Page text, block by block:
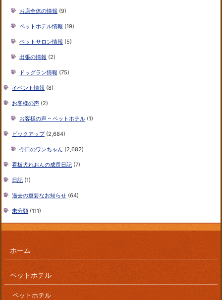
お店全体の情報 (9)
ペットホテル情報 (19)
ペットサロン情報 (5)
出張の情報 (2)
ドッグラン情報 (75)
イベント情報 (8)
お客様の声 (2)
お客様の声 – ペットホテル (1)
ピックアップ(2,684)
今日のワンちゃん (2,682)
看板犬れおんの成長日記 (7)
日記 (1)
過去の重要なお知らせ (64)
未分類 (111)
ホーム
ペットホテル
ペットホテル